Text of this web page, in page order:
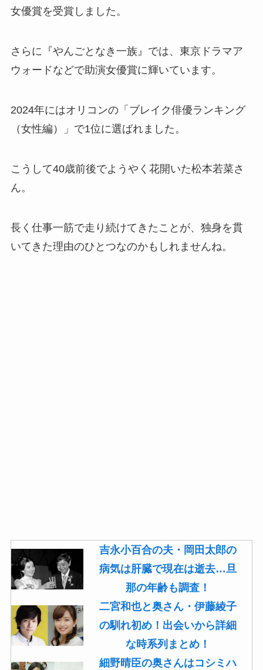
女優賞を受賞しました。
さらに『やんごとなき一族』では、東京ドラマア
ウォードなどで助演女優賞に輝いています。
2024年にはオリコンの「ブレイク俳優ランキング
（女性編）」で1位に選ばれました。
こうして40歳前後でようやく花開いた松本若菜さ
ん。
長く仕事一筋で走り続けてきたことが、独身を貫
いてきた理由のひとつなのかもしれませんね。
吉永小百合の夫・岡田太郎の
病気は肝臓で現在は逝去…旦
那の年齢も調査！
二宮和也と奥さん・伊藤綾子
の馴れ初め！出会いから詳細
な時系列まとめ！
細野晴臣の奥さんはコシミハ